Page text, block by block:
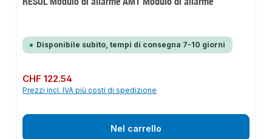
Disponibile subito, tempi di consegna 7-10 giorni
Prezzo normale:
CHF 122.54
Prezzi incl. IVA più costi di spedizione
Nel carrello